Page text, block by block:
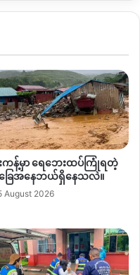
ြစ်တစ်ဦးက ပြောသည်။
သည့်တပ်မ၇၇ ၏
Copy URL
ကန့်မှာ ရေဘေးထပ်ကြုံရတဲ့
ြေအနေဘယ်ရှိနေသလဲ။
August 2026